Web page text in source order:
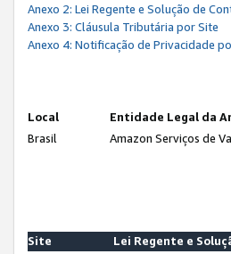
Anexo 2: Lei Regente e Solução de
Anexo 3: Cláusula Tributária por Site
Anexo 4: Notificação de Privacidade
Local
Entidade Legal da
Brasil
Amazon Serviços de
Site
Lei Regente e